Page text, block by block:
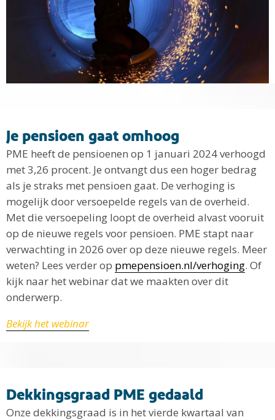
Je pensioen gaat omhoog
PME heeft de pensioenen op 1 januari 2024 verhoogd
met 3,26 procent. Je ontvangt dus een hoger bedrag
als je straks met pensioen gaat. De verhoging is
mogelijk door versoepelde regels van de overheid.
Met die versoepeling loopt de overheid alvast vooruit
op de nieuwe regels voor pensioen. PME stapt naar
verwachting in 2026 over op deze nieuwe regels. Meer
weten? Lees verder op pmepensioen.nl/verhoging. Of
kijk naar het webinar dat we maakten over dit
onderwerp.
Bekijk het webinar
Dekkingsgraad PME gedaald
Onze dekkingsgraad is in het vierde kwartaal van